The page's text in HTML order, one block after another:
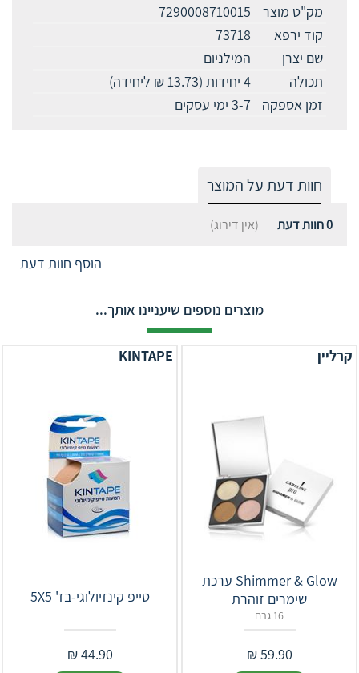
מק"ט מוצר
7290008710015
קוד ירפא
73718
שם יצרן
המילניום
תכולה
4 יחידות (13.73 ₪ ליחידה)
זמן אספקה
3-7 ימי עסקים
חוות דעת על המוצר
0חוות דעת (אין דירוג)
הוסף חוות דעת
מוצרים נוספים שיעניינו אותך...
קרליין
Shimmer & Glow ערכת
שימרים זוהרת
16 גרם
59.90
₪
KINTAPE
טייפ קינזיולוגי-בז' 5X5
44.90
₪